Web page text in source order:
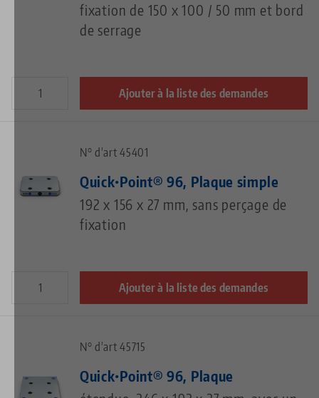
fixation de 150 x 100 / 50 mm et bord
de serrage
Ajouter à la liste des demandes
N° d'art 45401
Quick•Point® 96, Plaque simple
192 x 156 x 27 mm, sans perçage de
fixation
Ajouter à la liste des demandes
N° d'art 45715
Quick•Point® 96, Plaque